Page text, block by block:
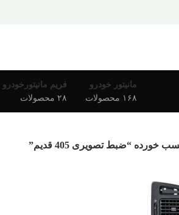
مانیتور خودرو
۱۶۸ محصولات
فریم مانیتورخودرو
۲۸ محصولات
“ضبط تصویری 405 قدیم”